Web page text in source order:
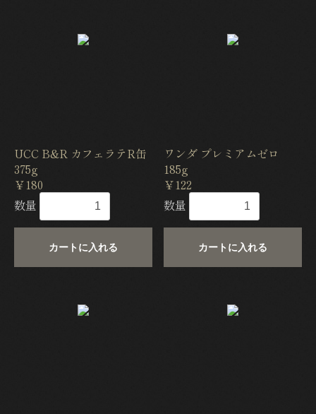
UCC B&R カフェラテR缶
375g
￥180
数量
カートに入れる
ワンダ プレミアムゼロ
185g
￥122
数量
カートに入れる